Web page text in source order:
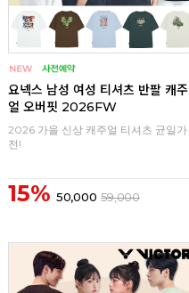
요넥스 남성 여성 티셔츠 반팔 캐주
얼 오버핏 2026FW
2026 가을 신상 캐주얼 티셔츠 균일가
전!
15% 50,000 59,000